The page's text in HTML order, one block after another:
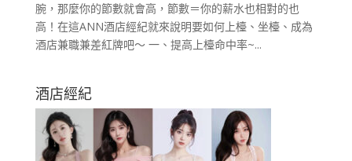
腕，那麼你的節數就會高，節數＝你的薪水也相對的也
高！在這ANN酒店經紀就來說明要如何上檯、坐檯、成為
酒店兼職兼差紅牌吧～ 一、提高上檯命中率~...
酒店經紀